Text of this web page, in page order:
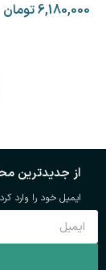
6,180,000تومان
از جدیدترین
ایمیل خود را وارد